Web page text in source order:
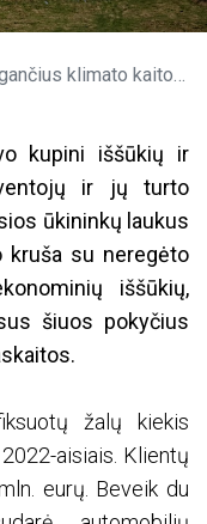
vėjo nusiaubtus laukus – virš ketvirčio milijono
kupini iššūkių ir
ir jų turto
ūkininkų laukus
kruša su neregėto
iššūkių,
šiuos pokyčius
žalų kiekis
aisiais. Klientų
eurų. Beveik du